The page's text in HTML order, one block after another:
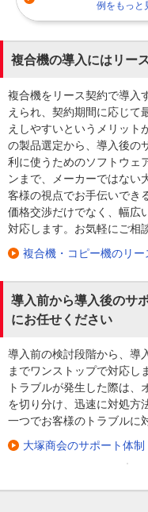
例をもっと
複合機の導入にはリー
複合機をリース契約で導入
えられ、契約期間に応じて
えしやすいというメリット
の製品選定から、導入後の
利に使うためのソフトウェ
ンまで、メーカーではない
客様の視点でお手伝いでき
価格交渉だけでなく、幅広
対応します。お気軽にご相
複合機・コピー機のリー
導入前から導入後のサ
にお任せください
導入前の検討段階から、導
までワンストップで対応し
トラブルが発生した際は、
を切り分け、迅速に対処方
一つでお客様のトラブルに
大塚商会のサポート体制